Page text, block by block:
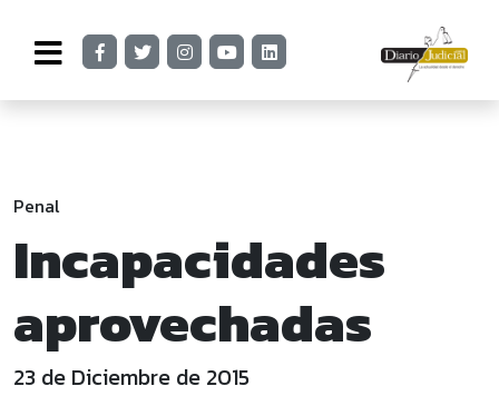
Penal
Incapacidades
aprovechadas
23 de Diciembre de 2015